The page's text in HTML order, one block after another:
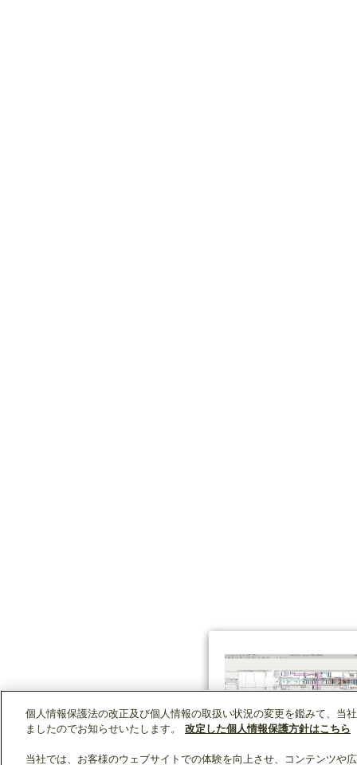
個人情報保護法の改正及び個人情報の取扱い状況の変更を鑑みて、当
ましたのでお知らせいたします。
改定した個人情報保護方針はこちら
当社では、お客様のウェブサイトでの体験を向上させ、コンテンツや